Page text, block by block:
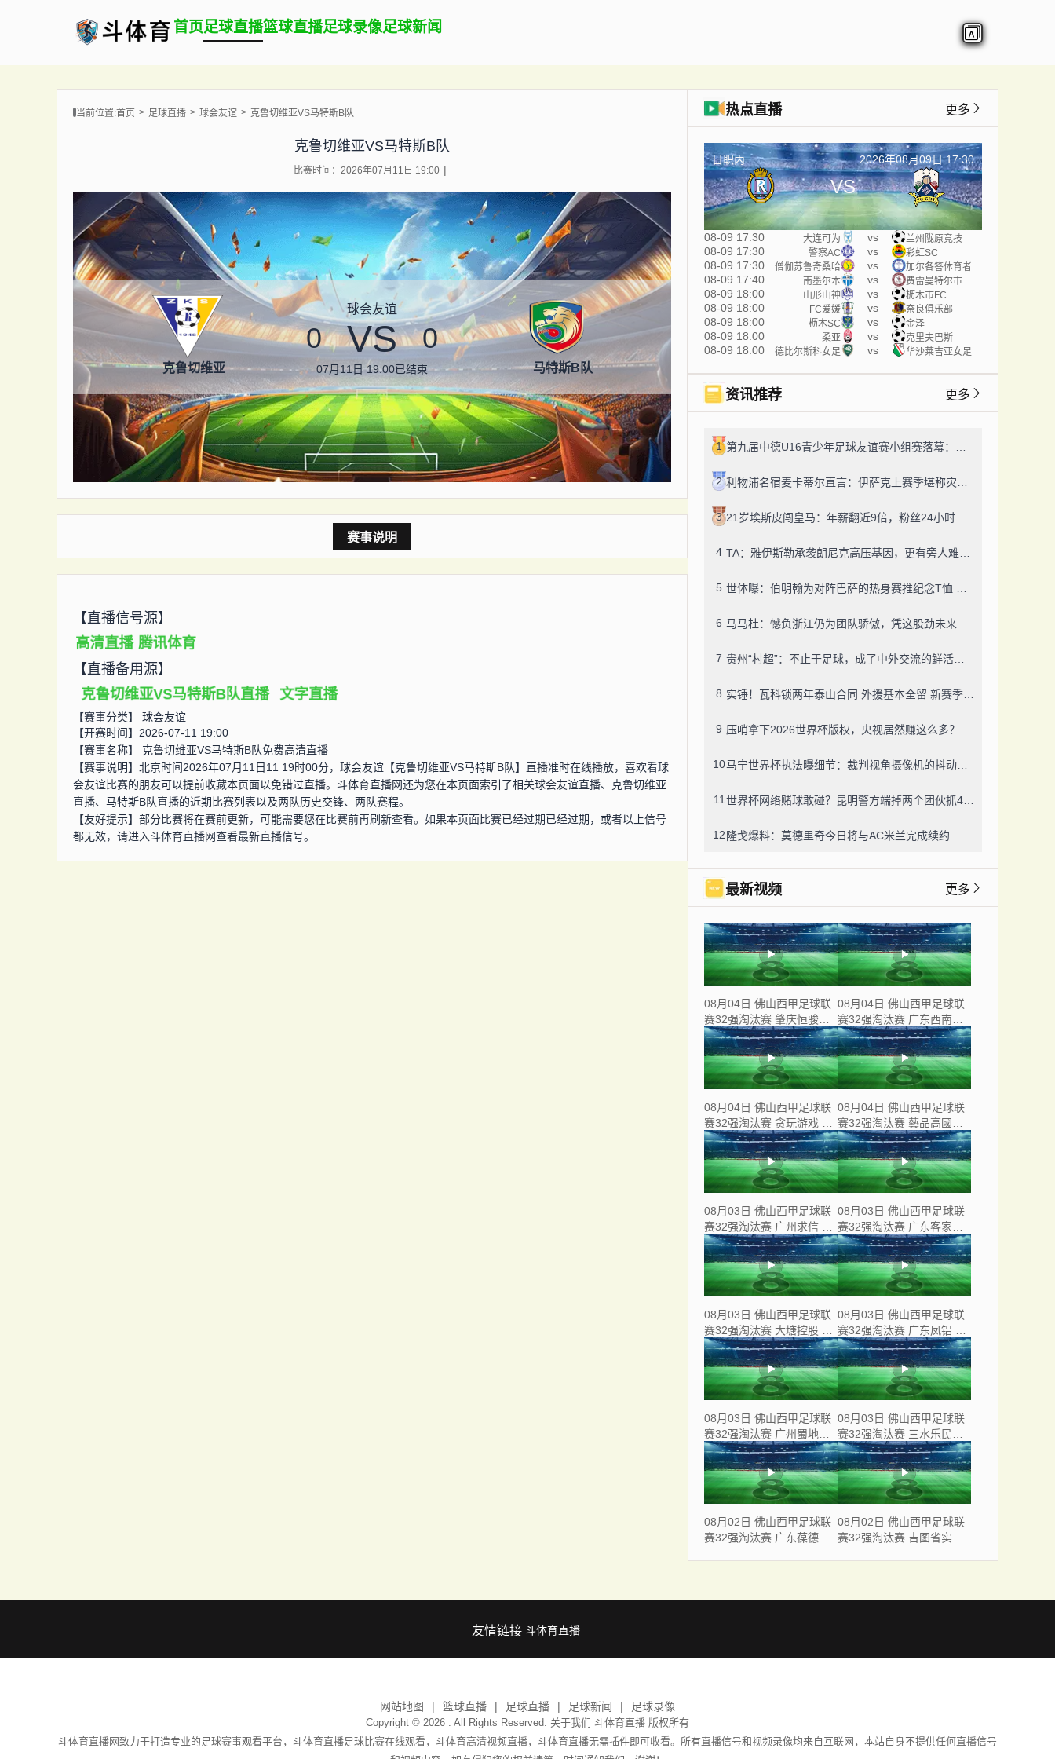
首页足球直播篮球直播足球录像足球新闻
当前位置:首页 足球直播 球会友谊 克鲁切维亚VS马特斯B队
克鲁切维亚VS马特斯B队
比赛时间：2026年07月11日 19:00
克鲁切维亚
球会友谊
0 VS 0
07月11日 19:00已结束 马特斯B队
赛事说明
【直播信号源】
高清直播 腾讯体育
【直播备用源】
克鲁切维亚VS马特斯B队直播 文字直播
【赛事分类】 球会友谊
【开赛时间】2026-07-11 19:00
【赛事名称】 克鲁切维亚VS马特斯B队免费高清直播
【赛事说明】北京时间2026年07月11日11 19时00分，球会友谊【克鲁切维亚VS马特斯B队】直播准时在线播放，喜欢看球
会友谊比赛的朋友可以提前收藏本页面以免错过直播。斗体育直播网还为您在本页面索引了相关球会友谊直播、克鲁切维亚
直播、马特斯B队直播的近期比赛列表以及两队历史交锋、两队赛程。
【友好提示】部分比赛将在赛前更新，可能需要您在比赛前再刷新查看。如果本页面比赛已经过期已经过期，或者以上信号
都无效，请进入斗体育直播网查看最新直播信号。
热点直播 更多
日职丙 2026年08月09日 17:30
VS
08-09 17:30 大连可为 vs 兰州陇原竞技
08-09 17:30 警察AC vs 彩虹SC
08-09 17:30 僧伽苏鲁奇桑哈 vs 加尔各答体育者
08-09 17:40 南墨尔本 vs 费雷曼特尔市
08-09 18:00 山形山神 vs 枥木市FC
08-09 18:00 FC爱媛 vs 奈良俱乐部
08-09 18:00 枥木SC vs 金泽
08-09 18:00 柔亚 vs 克里夫巴斯
08-09 18:00 德比尔斯科女足 vs 华沙莱吉亚女足
资讯推荐 更多
1
2
3
4
5
6
7
8
9
10
11
12隆戈爆料：莫德里奇今日将与AC米兰完成续约
最新视频 更多
08月04日 佛山西甲足球联
赛32强淘汰赛 肇庆恒骏成
VS 三七互娱 全场录像
08月04日 佛山西甲足球联
赛32强淘汰赛 广东西南建
设 VS 香港圣徒 全场录像
08月04日 佛山西甲足球联
赛32强淘汰赛 贪玩游戏 VS
美的薪火 全场录像
08月04日 佛山西甲足球联
赛32强淘汰赛 藝品高國際
VS 湛江狂狼·粵辉能源 全
场录像
08月03日 佛山西甲足球联
赛32强淘汰赛 广州求信 VS
顺德新青年 全场录像
08月03日 佛山西甲足球联
赛32强淘汰赛 广东客家青
年 VS 广州英华思力U17 全
场录像
08月03日 佛山西甲足球联
赛32强淘汰赛 大塘控股 VS
茂名市点都得 全场录像
08月03日 佛山西甲足球联
赛32强淘汰赛 广东凤铝 VS
湛江八部科技 全场录像
08月03日 佛山西甲足球联
赛32强淘汰赛 广州蜀地红
VS 广州戴拿模 全场录像
08月03日 佛山西甲足球联
赛32强淘汰赛 三水乐民兴
健力宝 VS 中国澳门澳科精
英 全场录像
08月02日 佛山西甲足球联
赛32强淘汰赛 广东葆德澳
08月02日 佛山西甲足球联
赛32强淘汰赛 吉图省实青
友情链接 斗体育直播
网站地图 篮球直播 足球直播 足球新闻 足球录像
Copyright © 2026 . All Rights Reserved. 关于我们 斗体育直播 版权所有
斗体育直播网致力于打造专业的足球赛事观看平台，斗体育直播足球比赛在线观看，斗体育高清视频直播，斗体育直播无需插件即可收看。所有直播信号和视频录像均来自互联网，本站自身不提供任何直播信号